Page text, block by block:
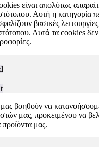
είναι απολύτως
Αυτή η κατηγορία
βασικές
Αυτά τα cookies
βοηθούν να
μας, προκειμένου να
προϊόντα μας.